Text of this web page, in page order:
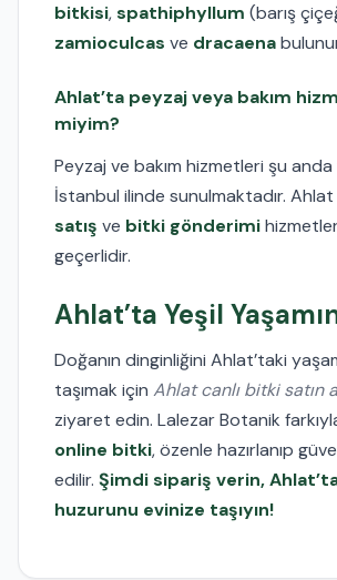
bitkisi,spathiphyllum (barış
zamioculcas ve dracaena
Ahlat’ta peyzaj veya bakım
miyim?
Peyzaj ve bakım hizmetleri şu anda
İstanbul ilinde sunulmaktadır. Ahlat
satış ve bitki gönderimi
geçerlidir.
Ahlat’ta Yeşil
Doğanın dinginliğini Ahlat’taki
taşımak için Ahlat canlı bitki satın
ziyaret edin. Lalezar Botanik
online bitki, özenle hazırlanıp
edilir. Şimdi sipariş verin,
huzurunu evinize taşıyın!